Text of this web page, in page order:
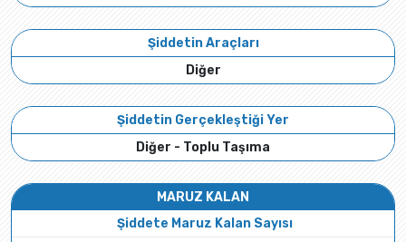
Şiddetin Araçları
Diğer
Şiddetin Gerçekleştiği Yer
Diğer - Toplu Taşıma
MARUZ KALAN
Şiddete Maruz Kalan Sayısı